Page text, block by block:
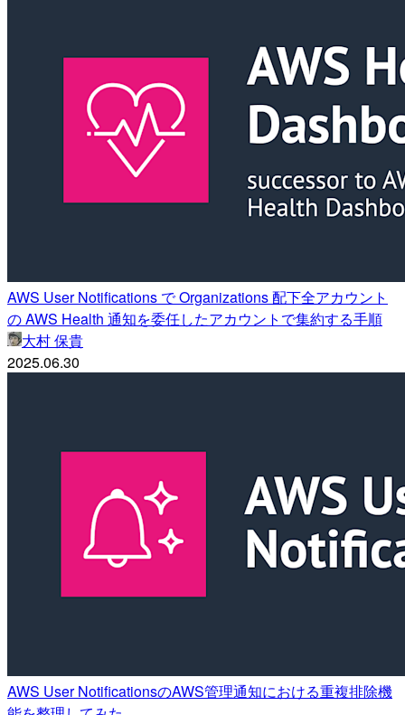
AWS User Notifications で Organizations 配下全アカウント
の AWS Health 通知を委任したアカウントで集約する手順
大村 保貴
2025.06.30
AWS User NotificationsのAWS管理通知における重複排除機